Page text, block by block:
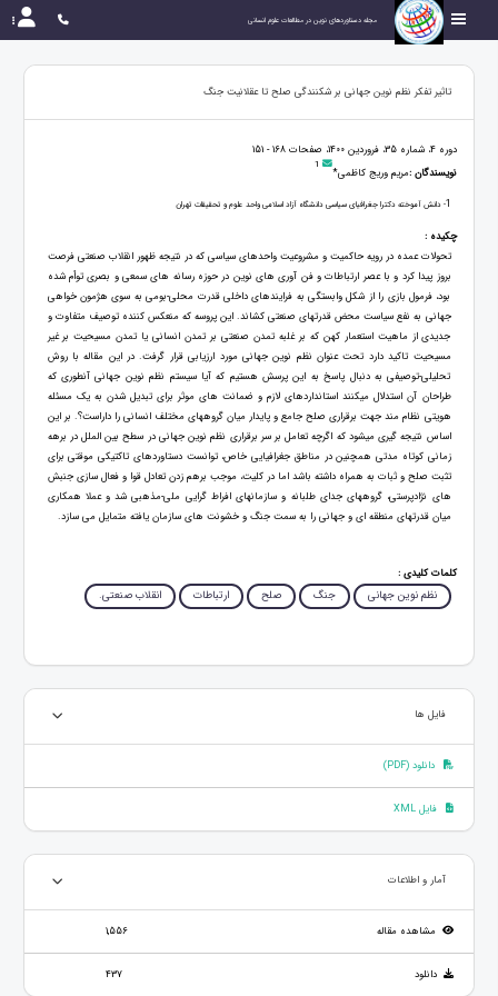
مجله دستاوردهای نوین در مطالعات علوم انسانی
تاثیر تفکر نظم نوین جهانی بر شکنندگی صلح تا عقلانیت جنگ
دوره 4، شماره 35، فروردین 1400، صفحات 168 - 151
نویسندگان :مریم وریج کاظمی* 1
1- دانش آموخته دکترا جغرافیای سیاسی دانشگاه آزاد اسلامی واحد علوم و تحقیقات تهران
چکیده :
تحولات عمده در رویه حاکمیت و مشروعیت واحدهای سیاسی که در نتیجه ظهور انقلاب صنعتی فرصت
بروز پیدا کرد و با عصر ارتباطات و فن آوری های نوین در حوزه رسانه های سمعی و بصری توأم شده
بود، فرمول بازی را از شکل وابستگی به فرایندهای داخلی قدرت محلی-بومی به سوی هژمون خواهی
جهانی به نفع سیاست محض قدرتهای صنعتی کشاند. این پروسه که منعکس کننده توصیف متفاوت و
جدیدی از ماهیت استعمار کهن که بر غلبه تمدن صنعتی بر تمدن انسانی یا تمدن مسیحیت بر غیر
مسیحیت تاکید دارد تحت عنوان نظم نوین جهانی مورد ارزیابی قرار گرفت. در این مقاله با روش
تحلیلی-توصیفی به دنبال پاسخ به این پرسش هستیم که آیا سیستم نظم نوین جهانی آنطوری که
طراحان آن استدلال میکنند استانداردهای لازم و ضمانت های موثر برای تبدیل شدن به یک مسئله
هویتی نظام مند جهت برقراری صلح جامع و پایدار میان گروههای مختلف انسانی را داراست؟. بر این
اساس نتیجه گیری میشود که اگرچه تعامل بر سر برقراری نظم نوین جهانی در سطح بین الملل در برهه
زمانی کوتاه مدتی همچنین در مناطق جغرافیایی خاص، توانست دستاوردهای تاکتیکی موقتی برای
تثبت صلح و ثبات به همراه داشته باشد اما در کلیت، موجب برهم زدن تعادل قوا و فعال سازی جنبش
های نژادپرستی، گروههای جدای طلبانه و سازمانهای افراط گرایی ملی-مذهبی شد و عملا همکاری
میان قدرتهای منطقه ای و جهانی را به سمت جنگ و خشونت های سازمان یافته متمایل می سازد.
کلمات کلیدی :
نظم نوین جهانی جنگ صلح ارتباطات انقلاب صنعتی.
فایل ها
دانلود (PDF)
فایل XML
آمار و اطلاعات
مشاهده مقاله 1,556
دانلود 437